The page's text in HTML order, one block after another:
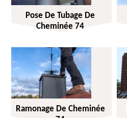
Pose De Tubage De
Cheminée 74
Ramonage De Cheminée